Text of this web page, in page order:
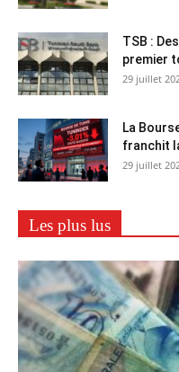
TSB :
premier
29 juillet
La
franchit
29 juillet
Les plus lus